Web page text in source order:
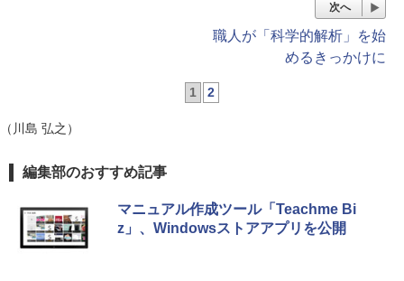
次へ
職人が「科学的解析」を始
めるきっかけに
1 2
（川島 弘之）
編集部のおすすめ記事
マニュアル作成ツール「Teachme Bi
z」、Windowsストアアプリを公開